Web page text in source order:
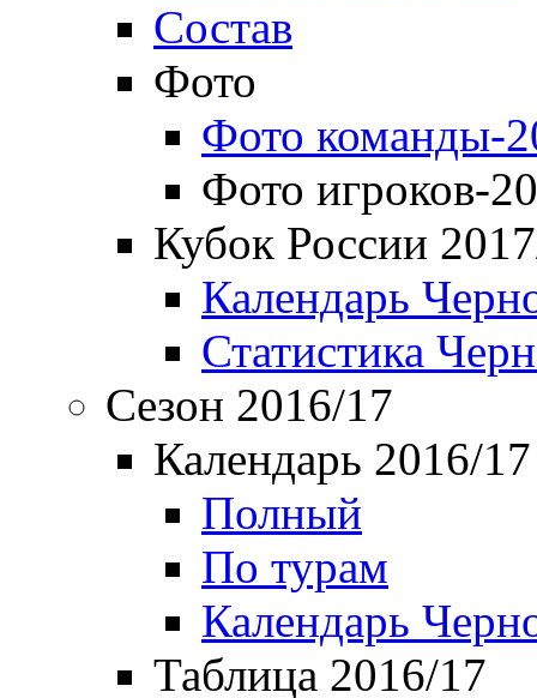
Состав
Фото
Фото команды-
Фото игроков-
Кубок России
Календарь
Статистика
Сезон 2016/17
Календарь 2016/17
Полный
По турам
Календарь
Таблица 2016/17